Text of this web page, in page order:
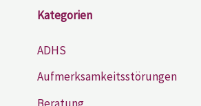
Kategorien
ADHS
Aufmerksamkeitsstörungen
Beratung